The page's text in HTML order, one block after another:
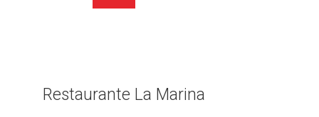
Restaurante La Marina